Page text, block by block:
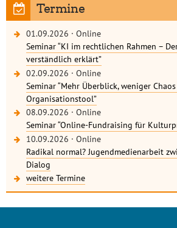
Termine
01.09.2026 · Online
Seminar “KI im rechtlichen Rahmen –
verständlich erklärt”
02.09.2026 · Online
Seminar “Mehr Überblick, weniger
Organisationstool”
08.09.2026 · Online
Seminar “Online-Fundraising für
10.09.2026 · Online
Radikal normal? Jugendmedienarbeit
Dialog
weitere Termine